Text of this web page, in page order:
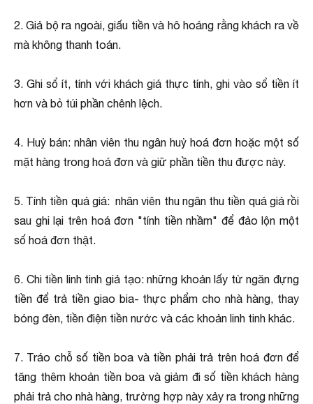
2. Giả bộ ra ngoài, giấu tiền và hô hoáng rằng khách ra về
mà không thanh toán.
3. Ghi sổ ít, tính với khách giá thực tính, ghi vào sổ tiền ít
hơn và bỏ túi phần chênh lệch.
4. Huỷ bán: nhân viên thu ngân huỷ hoá đơn hoặc một số
mặt hàng trong hoá đơn và giữ phần tiền thu được này.
5. Tính tiền quá giá: nhân viên thu ngân thu tiền quá giá rồi
sau ghi lại trên hoá đơn "tính tiền nhầm" để đảo lộn một
số hoá đơn thật.
6. Chi tiền linh tinh giả tạo: những khoản lấy từ ngăn đựng
tiền để trả tiền giao bia- thực phẩm cho nhà hàng, thay
bóng đèn, tiền điện tiền nước và các khoản linh tinh khác.
7. Tráo chỗ số tiền boa và tiền phải trả trên hoá đơn để
tăng thêm khoản tiền boa và giảm đi số tiền khách hàng
phải trả cho nhà hàng, trường hợp này xảy ra trong những